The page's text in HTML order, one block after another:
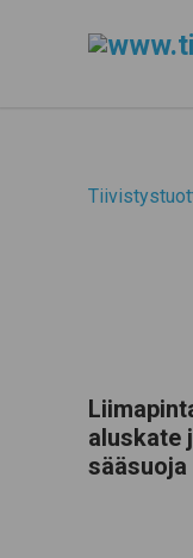
aluskate
sääsuoja